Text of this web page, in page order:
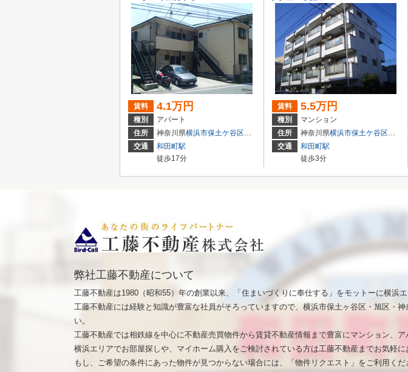
賃料 4.1万円
種別
アパート
住所
神奈川県横浜市保土ケ谷区常盤台
交通
和田町駅
徒歩17分
賃料 5.5万円
種別
マンション
住所
神奈川県横浜市保土ケ谷区和田
交通
和田町駅
徒歩3分
弊社工藤不動産について
工藤不動産は1980（昭和55）年の創業以来、「住まいづくりに奉仕する」をモットーに横浜
工藤不動産には経験と知識が豊富な社員がそろっていますので、横浜市保土ヶ谷区・旭区・
い。
工藤不動産では相鉄線を中心に不動産売買物件から賃貸不動産情報まで豊富にマンション、ア
横浜エリアでお部屋探しや、マイホーム購入をご検討されている方は工藤不動産までお気軽に
もし、ご希望の条件にあった物件が見つからない場合には、「物件リクエスト」をご利用く